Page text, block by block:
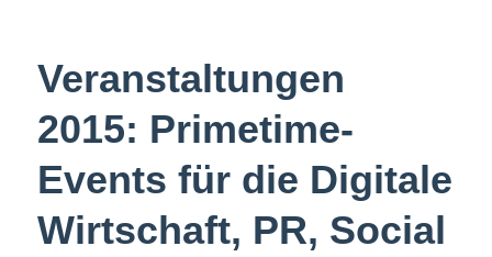
Veranstaltungen
2015: Primetime-
Events für die Digitale
Wirtschaft, PR, Social